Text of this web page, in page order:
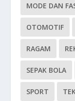
MODE DAN
OTOMOTIF
RAGAM
SEPAK BOLA
SPORT